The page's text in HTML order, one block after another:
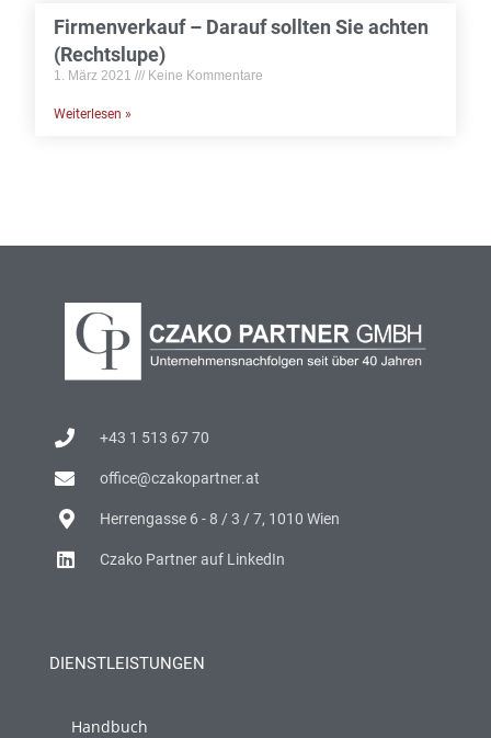
Firmenverkauf – Darauf sollten Sie achten
(Rechtslupe)
1. März 2021 Keine Kommentare
Weiterlesen »
+43 1 513 67 70
office@czakopartner.at
Herrengasse 6 - 8 / 3 / 7, 1010 Wien
Czako Partner auf LinkedIn
DIENSTLEISTUNGEN
Handbuch